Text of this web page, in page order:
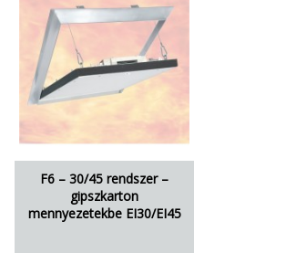
F6 – 30/45 rendszer –
gipszkarton
mennyezetekbe EI30/EI45